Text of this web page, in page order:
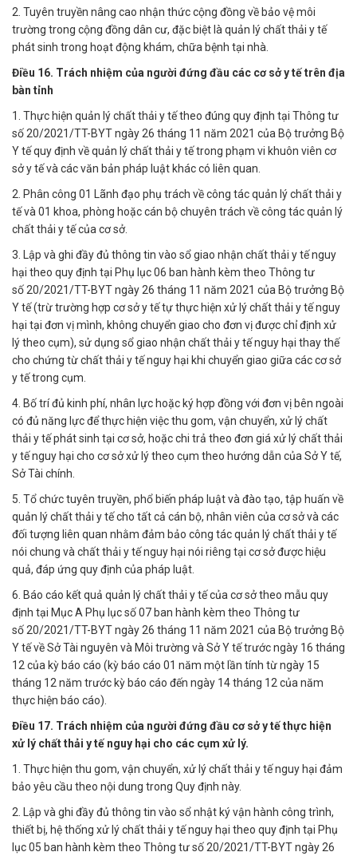
2. Tuyên truyền nâng cao nhận thức cộng đồng về bảo vệ môi
trường trong cộng đồng dân cư, đặc biệt là quản lý chất thải y tế
phát sinh trong hoạt động khám, chữa bệnh tại nhà.
Điều 16. Trách nhiệm của người đứng đầu các cơ sở y tế trên địa
bàn tỉnh
1. Thực hiện quản lý chất thải y tế theo đúng quy định tại Thông tư
số 20/2021/TT-BYT ngày 26 tháng 11 năm 2021 của Bộ trưởng Bộ
Y tế quy định về quản lý chất thải y tế trong phạm vi khuôn viên cơ
sở y tế và các văn bản pháp luật khác có liên quan.
2. Phân công 01 Lãnh đạo phụ trách về công tác quản lý chất thải y
tế và 01 khoa, phòng hoặc cán bộ chuyên trách về công tác quản lý
chất thải y tế của cơ sở.
3. Lập và ghi đầy đủ thông tin vào sổ giao nhận chất thải y tế nguy
hại theo quy định tại Phụ lục 06 ban hành kèm theo Thông tư
số 20/2021/TT-BYT ngày 26 tháng 11 năm 2021 của Bộ trưởng Bộ
Y tế (trừ trường hợp cơ sở y tế tự thực hiện xử lý chất thải y tế nguy
hại tại đơn vị mình, không chuyển giao cho đơn vị được chỉ định xử
lý theo cụm), sử dụng sổ giao nhận chất thải y tế nguy hại thay thế
cho chứng từ chất thải y tế nguy hại khi chuyển giao giữa các cơ sở
y tế trong cụm.
4. Bố trí đủ kinh phí, nhân lực hoặc ký hợp đồng với đơn vị bên ngoài
có đủ năng lực để thực hiện việc thu gom, vận chuyển, xử lý chất
thải y tế phát sinh tại cơ sở, hoặc chi trả theo đơn giá xử lý chất thải
y tế nguy hại cho cơ sở xử lý theo cụm theo hướng dẫn của Sở Y tế,
Sở Tài chính.
5. Tổ chức tuyên truyền, phổ biến pháp luật và đào tạo, tập huấn về
quản lý chất thải y tế cho tất cả cán bộ, nhân viên của cơ sở và các
đối tượng liên quan nhằm đảm bảo công tác quản lý chất thải y tế
nói chung và chất thải y tế nguy hại nói riêng tại cơ sở được hiệu
quả, đáp ứng quy định của pháp luật.
6. Báo cáo kết quả quản lý chất thải y tế của cơ sở theo mẫu quy
định tại Mục A Phụ lục số 07 ban hành kèm theo Thông tư
số 20/2021/TT-BYT ngày 26 tháng 11 năm 2021 của Bộ trưởng Bộ
Y tế về Sở Tài nguyên và Môi trường và Sở Y tế trước ngày 16 tháng
12 của kỳ báo cáo (kỳ báo cáo 01 năm một lần tính từ ngày 15
tháng 12 năm trước kỳ báo cáo đến ngày 14 tháng 12 của năm
thực hiện báo cáo).
Điều 17. Trách nhiệm của người đứng đầu cơ sở y tế thực hiện
xử lý chất thải y tế nguy hại cho các cụm xử lý.
1. Thực hiện thu gom, vận chuyển, xử lý chất thải y tế nguy hại đảm
bảo yêu cầu theo nội dung trong Quy định này.
2. Lập và ghi đầy đủ thông tin vào sổ nhật ký vận hành công trình,
thiết bị, hệ thống xử lý chất thải y tế nguy hại theo quy định tại Phụ
lục 05 ban hành kèm theo Thông tư số 20/2021/TT-BYT ngày 26